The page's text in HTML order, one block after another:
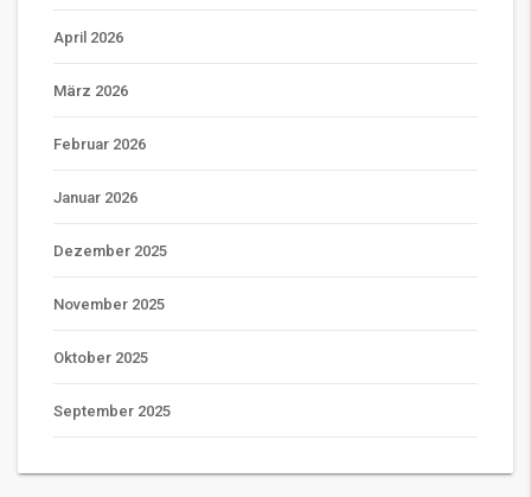
April 2026
März 2026
Februar 2026
Januar 2026
Dezember 2025
November 2025
Oktober 2025
September 2025